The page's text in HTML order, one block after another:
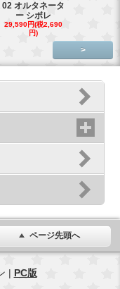
02 オルタネータ
ー シボレ
29,590円(税2,690
円)
>
ページ先頭へ
| PC版